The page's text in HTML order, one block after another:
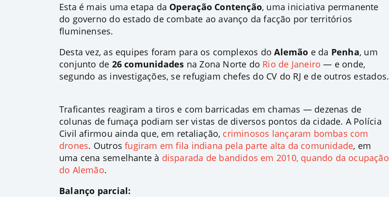
Esta é mais uma etapa da Operação Contenção, uma iniciativa permanente
do governo do estado de combate ao avanço da facção por territórios
fluminenses.
Desta vez, as equipes foram para os complexos doAlemão e da Penha, um
conjunto de 26 comunidades na Zona Norte do Rio de Janeiro — e onde,
segundo as investigações, se refugiam chefes do CV do RJ e de outros estados.
Traficantes reagiram a tiros e com barricadas em chamas — dezenas de
colunas de fumaça podiam ser vistas de diversos pontos da cidade. A Polícia
Civil afirmou ainda que, em retaliação, criminosos lançaram bombas com
drones. Outrosfugiram em fila indiana pela parte alta da comunidade, em
uma cena semelhante à disparada de bandidos em 2010, quando da ocupação
do Alemão.
Balanço parcial: